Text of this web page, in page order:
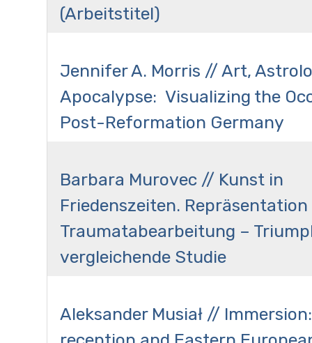
(Arbeitstitel)
Jennifer A. Morris // Art,
Apocalypse: Visualizing the
Post-Reformation Germany
Barbara Murovec // Kunst in
Friedenszeiten. Repräsentation
Traumatabearbeitung –
vergleichende Studie
Aleksander Musiał //